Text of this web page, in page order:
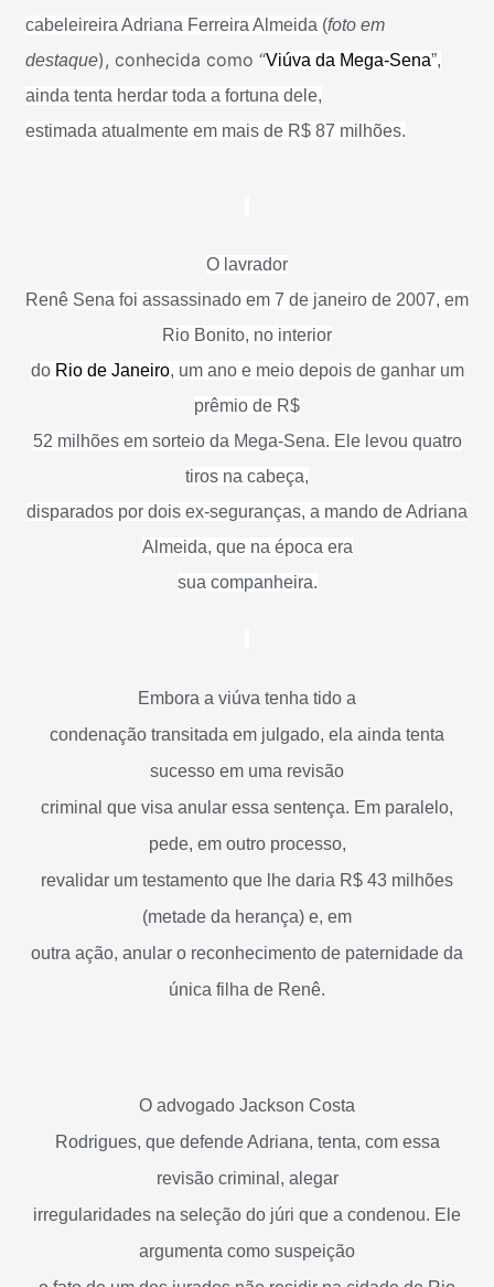
cabeleireira Adriana Ferreira Almeida (foto em
destaque), conhecida como “Viúva da Mega-Sena”,
ainda tenta herdar toda a fortuna dele,
estimada atualmente em mais de R$ 87 milhões.
O lavrador
Renê Sena foi assassinado em 7 de janeiro de 2007, em
Rio Bonito, no interior
do Rio de Janeiro, um ano e meio depois de ganhar um
prêmio de R$
52 milhões em sorteio da Mega-Sena. Ele levou quatro
tiros na cabeça,
disparados por dois ex-seguranças, a mando de Adriana
Almeida, que na época era
sua companheira.
Embora a viúva tenha tido a
condenação transitada em julgado, ela ainda tenta
sucesso em uma revisão
criminal que visa anular essa sentença. Em paralelo,
pede, em outro processo,
revalidar um testamento que lhe daria R$ 43 milhões
(metade da herança) e, em
outra ação, anular o reconhecimento de paternidade da
única filha de Renê.
O advogado Jackson Costa
Rodrigues, que defende Adriana, tenta, com essa
revisão criminal, alegar
irregularidades na seleção do júri que a condenou. Ele
argumenta como suspeição